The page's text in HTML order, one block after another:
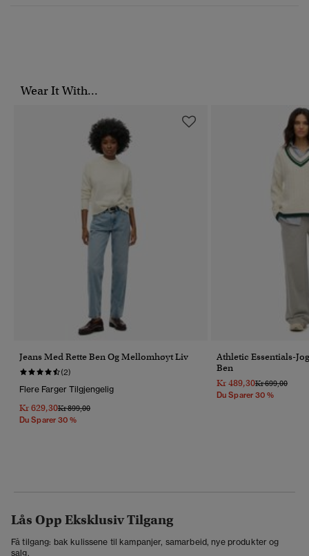
Wear It With...
Jeans Med Rette Ben Og Mellomhøyt Liv
(2)
Flere Farger Tilgjengelig
Kr 629,30Pris Nedsatt Fra
Kr 899,00Til
Du Sparer 30 %
Athletic Essentials-
Ben
Kr 489,30Pris Nedsatt
Kr 699,00Til
Du Sparer 30 %
Lås Opp Eksklusiv Tilgang
Få tilgang: bak kulissene til kampanjer, samarbeid, nye produkter og
salg.